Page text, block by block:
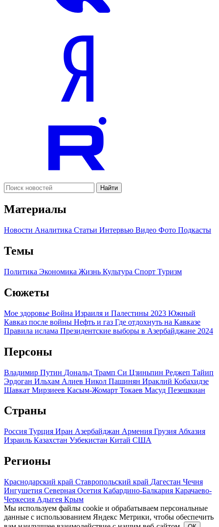
Найти
Материалы
Новости Аналитика Статьи Интервью Видео Фото Подкасты
Темы
Политика Экономика Жизнь Культура Спорт Туризм
Сюжеты
Мое здоровье Война Израиля и Палестины 2023 Южный
Кавказ после войны Нефть и газ Где отдохнуть на Кавказе
Правила ислама Президентские выборы в Азербайджане 2024
Персоны
Владимир Путин Дональд Трамп Си Цзиньпин Реджеп Тайип
Эрдоган Ильхам Алиев Никол Пашинян Ираклий Кобахидзе
Шавкат Мирзиеев Касым-Жомарт Токаев Масуд Пезешкиан
Страны
Россия Турция Иран Азербайджан Армения Грузия Абхазия
Израиль Казахстан Узбекистан Китай США
Регионы
Краснодарский край Ставропольский край Дагестан Чечня
Ингушетия Северная Осетия Кабардино-Балкария Карачаево-
Черкесия Адыгея Крым
Мы используем файлы cookie и обрабатываем персональные
данные с использованием Яндекс Метрики, чтобы обеспечить